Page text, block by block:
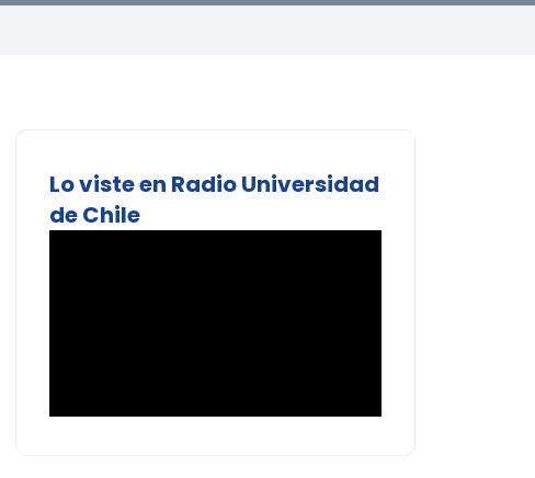
Lo viste en Radio Universidad
de Chile